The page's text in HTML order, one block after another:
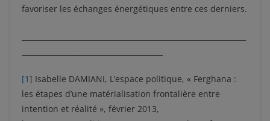
favoriser les échanges énergétiques entre ces derniers.
[1] Isabelle DAMIANI, L’espace politique, « Ferghana :
les étapes d’une matérialisation frontalière entre
intention et réalité », février 2013,